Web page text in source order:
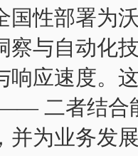
国性部署为
察与自动化
响应速度。
二者结合
并为业务发